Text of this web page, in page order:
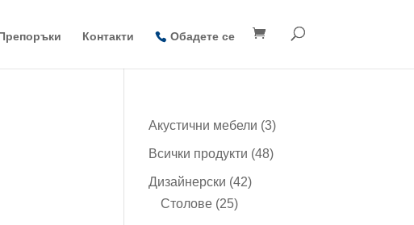
Контакти Обадете се
Акустични мебели 33
продукта
Всички продукти 4848
Дизайнерски 4242
Столове 2525